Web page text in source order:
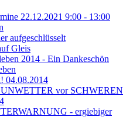
22.12.2021 9:00 - 13:00
aufgeschlüsselt
Gleis
2014 - Ein Dankeschön
04.08.2014
vor SCHWEREN
- ergiebiger